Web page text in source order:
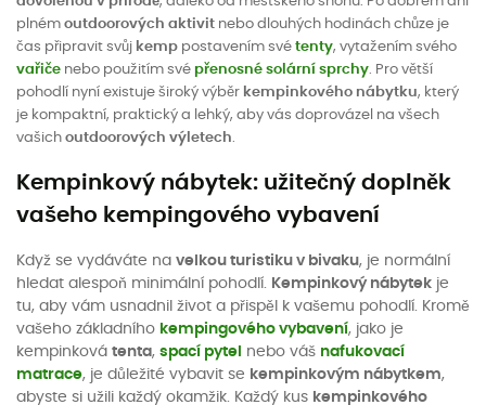
plném outdoorových aktivit nebo dlouhých hodinách chůze je
čas připravit svůj kemp postavením své tenty, vytažením svého
vařiče nebo použitím své přenosné solární sprchy. Pro větší
pohodlí nyní existuje široký výběr kempinkového nábytku, který
je kompaktní, praktický a lehký, aby vás doprovázel na všech
vašich outdoorových výletech.
Kempinkový nábytek: užitečný doplněk
vašeho kempingového vybavení
Když se vydáváte na velkou turistiku v bivaku, je normální
hledat alespoň minimální pohodlí. Kempinkový nábytek je
tu, aby vám usnadnil život a přispěl k vašemu pohodlí. Kromě
vašeho základního kempingového vybavení, jako je
kempinková tenta, spací pytel nebo váš nafukovací
matrace, je důležité vybavit se kempinkovým nábytkem,
abyste si užili každý okamžik. Každý kus kempinkového